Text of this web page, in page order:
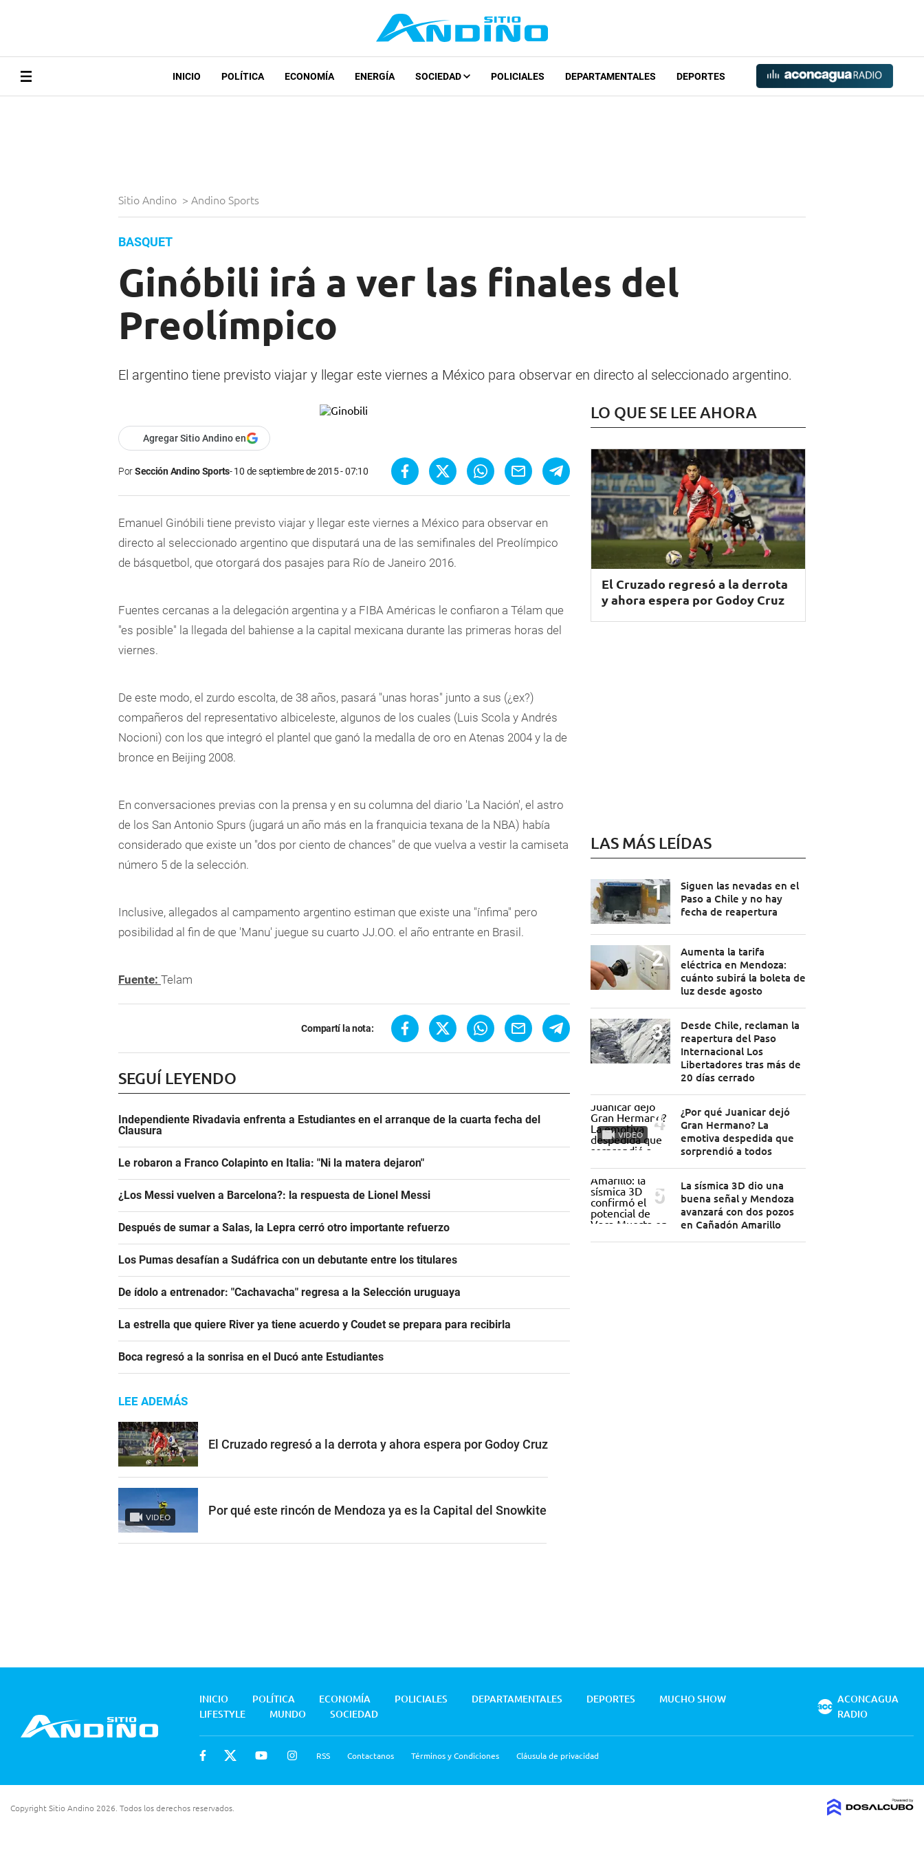
INICIO POLÍTICA ECONOMÍA ENERGÍA SOCIEDAD POLICIALES DEPARTAMENTALES DEPORTES
Sitio Andino > Andino Sports
BASQUET
Ginóbili irá a ver las finales del
Preolímpico
El argentino tiene previsto viajar y llegar este viernes a México para observar en directo al seleccionado argentino.
Agregar Sitio Andino en
PorSección Andino Sports 10 de septiembre de 2015 - 07:10
Emanuel Ginóbili tiene previsto viajar y llegar este viernes a México para observar en
directo al seleccionado argentino que disputará una de las semifinales del Preolímpico
de básquetbol, que otorgará dos pasajes para Río de Janeiro 2016.
Fuentes cercanas a la delegación argentina y a FIBA Américas le confiaron a Télam que
"es posible" la llegada del bahiense a la capital mexicana durante las primeras horas del
viernes.
De este modo, el zurdo escolta, de 38 años, pasará "unas horas" junto a sus (¿ex?)
compañeros del representativo albiceleste, algunos de los cuales (Luis Scola y Andrés
Nocioni) con los que integró el plantel que ganó la medalla de oro en Atenas 2004 y la de
bronce en Beijing 2008.
En conversaciones previas con la prensa y en su columna del diario 'La Nación', el astro
de los San Antonio Spurs (jugará un año más en la franquicia texana de la NBA) había
considerado que existe un "dos por ciento de chances" de que vuelva a vestir la camiseta
número 5 de la selección.
Inclusive, allegados al campamento argentino estiman que existe una "ínfima" pero
posibilidad al fin de que 'Manu' juegue su cuarto JJ.OO. el año entrante en Brasil.
Fuente: Telam
Compartí la nota:
SEGUÍ LEYENDO
Independiente Rivadavia enfrenta a Estudiantes en el arranque de la cuarta fecha del
Clausura
Le robaron a Franco Colapinto en Italia: "Ni la matera dejaron"
¿Los Messi vuelven a Barcelona?: la respuesta de Lionel Messi
Después de sumar a Salas, la Lepra cerró otro importante refuerzo
Los Pumas desafían a Sudáfrica con un debutante entre los titulares
De ídolo a entrenador: "Cachavacha" regresa a la Selección uruguaya
La estrella que quiere River ya tiene acuerdo y Coudet se prepara para recibirla
Boca regresó a la sonrisa en el Ducó ante Estudiantes
LEE ADEMÁS
El Cruzado regresó a la derrota y ahora espera por Godoy Cruz
VIDEO Por qué este rincón de Mendoza ya es la Capital del Snowkite
LO QUE SE LEE AHORA
El Cruzado regresó a la derrota
y ahora espera por Godoy Cruz
LAS MÁS LEÍDAS
Siguen las nevadas en el
Paso a Chile y no hay
fecha de reapertura
Aumenta la tarifa
eléctrica en Mendoza:
cuánto subirá la boleta de
luz desde agosto
Desde Chile, reclaman la
reapertura del Paso
Internacional Los
Libertadores tras más de
20 días cerrado
VIDEO
¿Por qué Juanicar dejó
Gran Hermano? La
emotiva despedida que
sorprendió a todos
La sísmica 3D dio una
buena señal y Mendoza
avanzará con dos pozos
en Cañadón Amarillo
INICIO POLÍTICA ECONOMÍA POLICIALES DEPARTAMENTALES DEPORTES
MUCHO SHOW
LIFESTYLE
MUNDO SOCIEDAD
RSS Contactanos Términos y Condiciones Cláusula de privacidad
ACONCAGUA
RADIO
Copyright Sitio Andino 2026. Todos los derechos reservados.